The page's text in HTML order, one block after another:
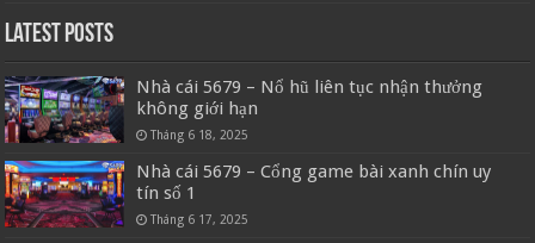
Latest Posts
Nhà cái 5679 – Nổ hũ liên tục nhận thưởng
không giới hạn
Tháng 6 18, 2025
Nhà cái 5679 – Cổng game bài xanh chín uy
tín số 1
Tháng 6 17, 2025